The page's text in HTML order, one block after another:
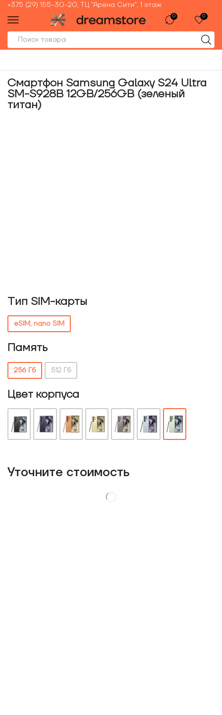
+375 (29) 155-30-20, ТЦ "Арена Сити", 1 этаж
0 0
Смартфон Samsung Galaxy S24 Ultra
SM-S928B 12GB/256GB (зеленый
титан)
Тип SIM-карты
eSIM, nano SIM
Память
256 Гб 512 Гб
Цвет корпуса
Уточнитe стоимость